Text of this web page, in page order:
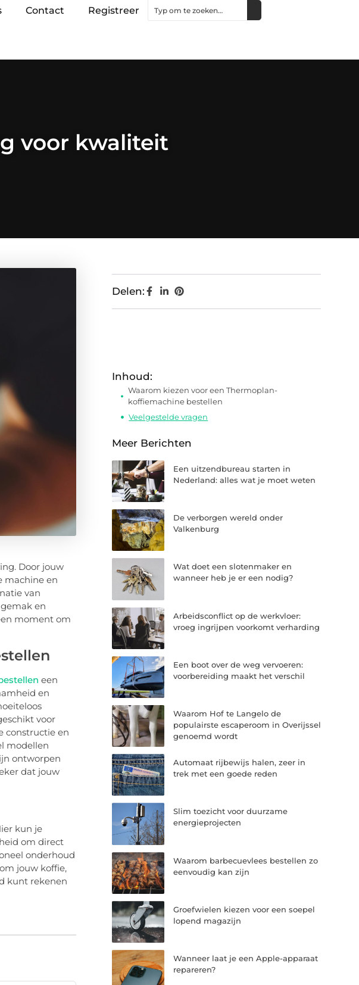
Contact Registreer
voor kwaliteit
Door jouw
machine en
van
en
moment om
een
en
voor
constructie en
modellen
ontworpen
dat jouw
kun je
om direct
onderhoud
jouw koffie,
kunt rekenen
Delen:
Inhoud:
Waarom kiezen voor een Thermoplan-
koffiemachine bestellen
Veelgestelde vragen
Meer Berichten
Een uitzendbureau starten in
Nederland: alles wat je moet weten
De verborgen wereld onder
Valkenburg
Wat doet een slotenmaker en
wanneer heb je er een nodig?
Arbeidsconflict op de werkvloer:
vroeg ingrijpen voorkomt verharding
Een boot over de weg vervoeren:
voorbereiding maakt het verschil
Waarom Hof te Langelo de
populairste escaperoom in Overijssel
genoemd wordt
Automaat rijbewijs halen, zeer in
trek met een goede reden
Slim toezicht voor duurzame
energieprojecten
Waarom barbecuevlees bestellen zo
eenvoudig kan zijn
Groefwielen kiezen voor een soepel
lopend magazijn
Wanneer laat je een Apple-apparaat
repareren?